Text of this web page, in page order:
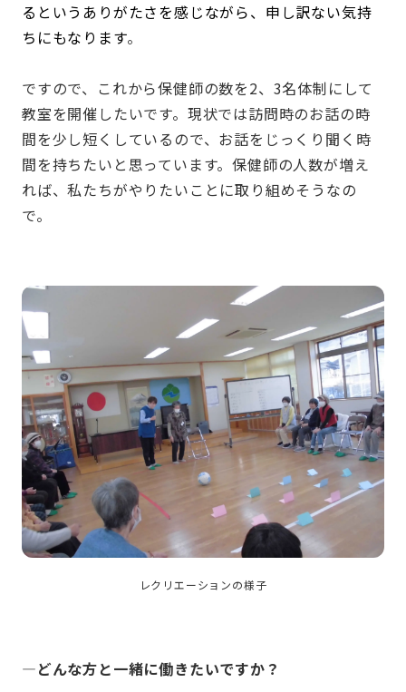
るというありがたさを感じながら、申し訳ない気持
ちにもなります。
ですので、これから保健師の数を2、3名体制にして
教室を開催したいです。現状では訪問時のお話の時
間を少し短くしているので、お話をじっくり聞く時
間を持ちたいと思っています。保健師の人数が増え
れば、私たちがやりたいことに取り組めそうなの
で。
レクリエーションの様子
—どんな方と一緒に働きたいですか？